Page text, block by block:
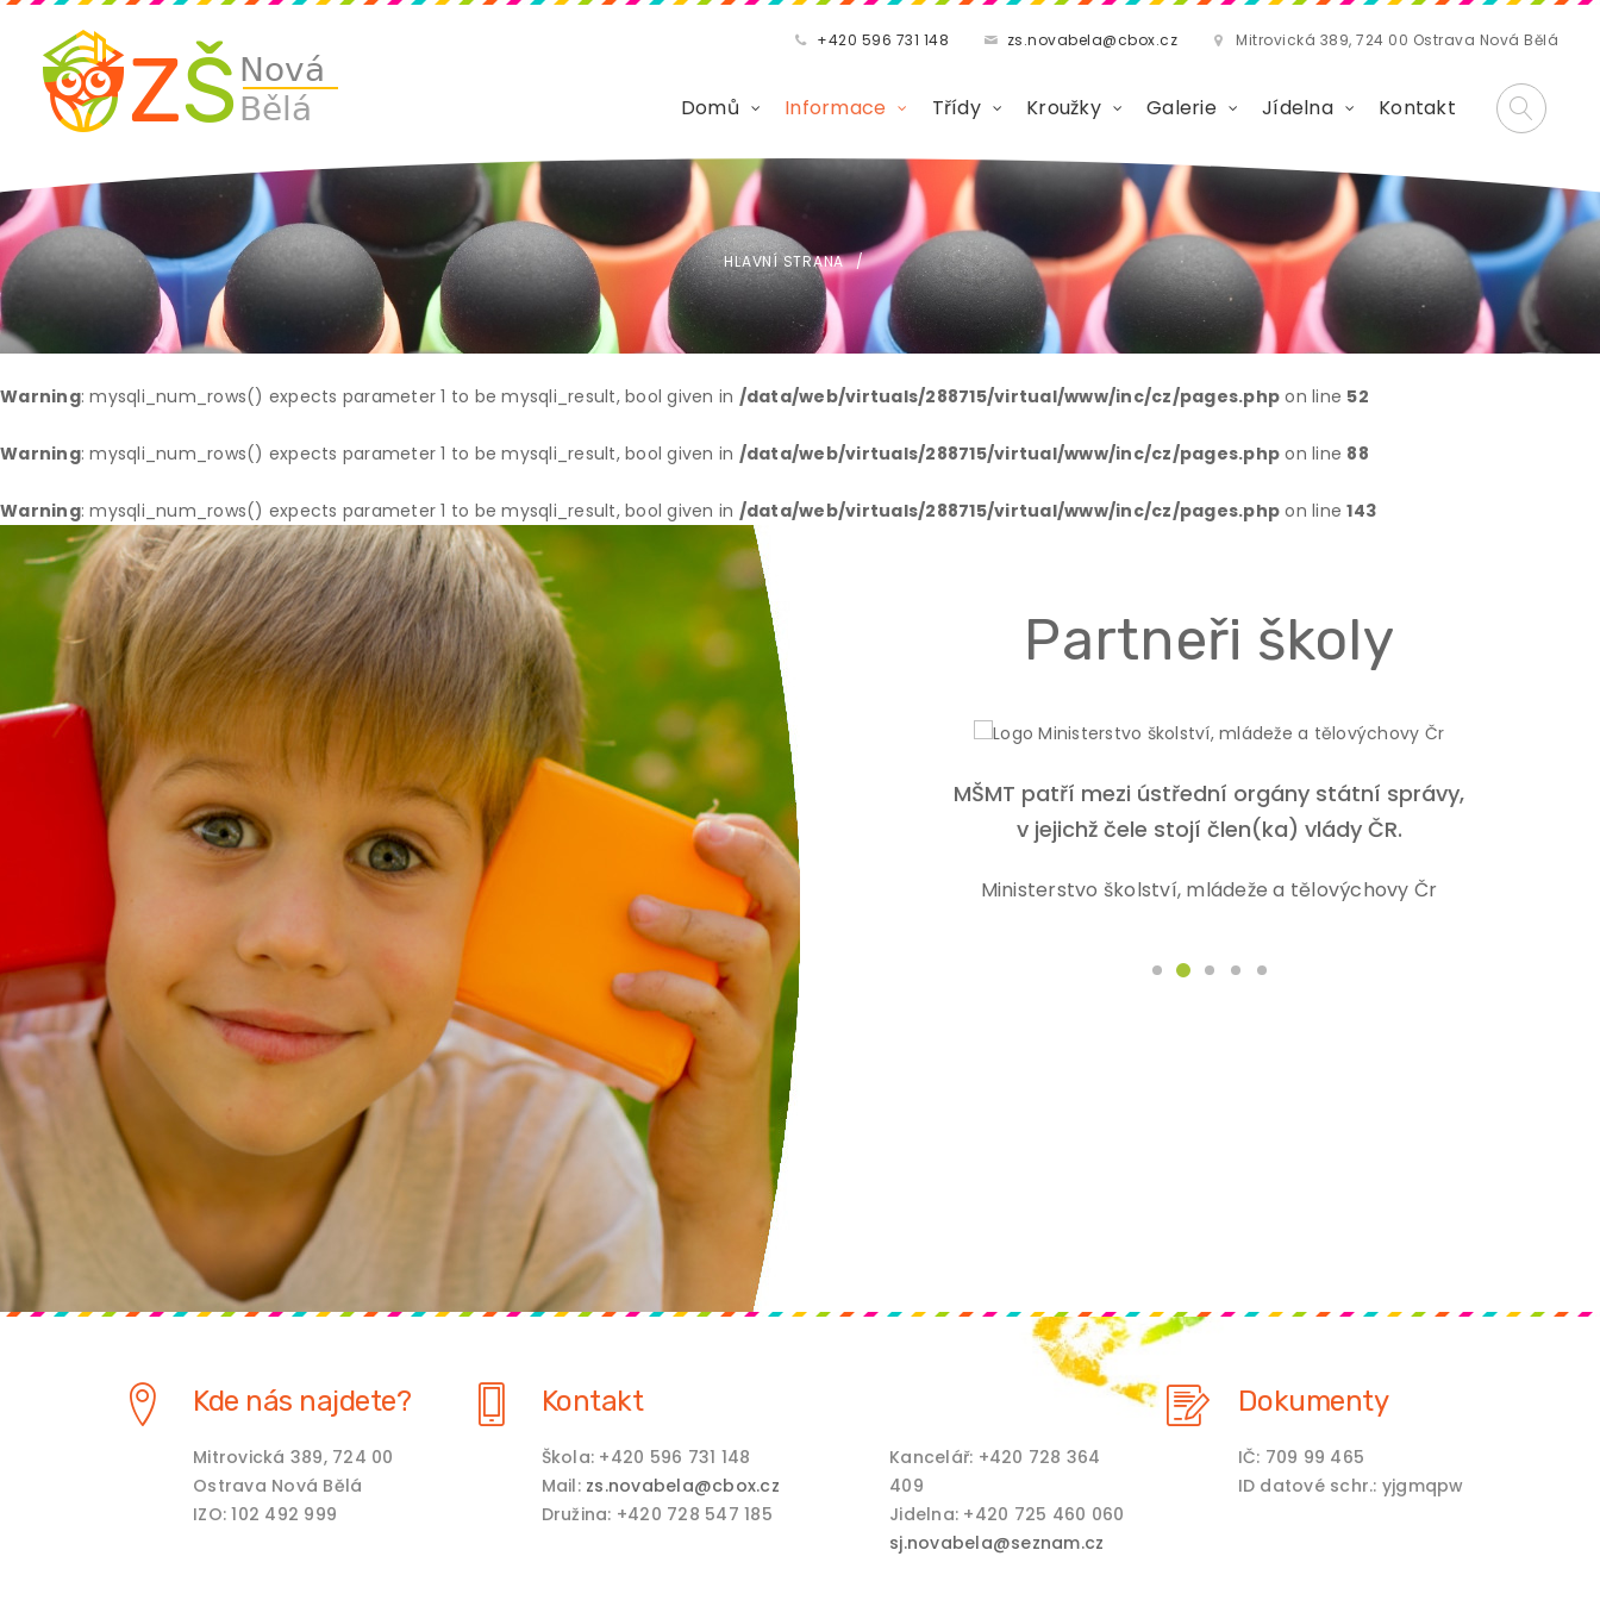
+420 596 731 148 zs.novabela@cbox.cz Mitrovická 389, 724 00 Ostrava Nová Bělá
Domů Informace Třídy Kroužky Galerie Jídelna Kontakt
HLAVNÍ STRANA
Warning: mysqli_num_rows() expects parameter 1 to be mysqli_result, bool given in /data/web/virtuals/288715/virtual/www/inc/cz/pages.php on line 52
Warning: mysqli_num_rows() expects parameter 1 to be mysqli_result, bool given in /data/web/virtuals/288715/virtual/www/inc/cz/pages.php on line 88
Warning: mysqli_num_rows() expects parameter 1 to be mysqli_result, bool given in /data/web/virtuals/288715/virtual/www/inc/cz/pages.php on line143
Partneři školy
Obecná škola vznikla v Nové Bělé r. 1872,
od r. 1909 ji navštěvovaly rovněž děti z osady Mitrovice.
Obec Nová Bělá
MŠMT patří mezi ústřední orgány státní správy,
v jejichž čele stojí člen(ka) vlády ČR.
Ministerstvo školství, mládeže a tělovýchovy Čr
Kde nás najdete?
Mitrovická 389, 724 00
Ostrava Nová Bělá
IZO: 102 492 999
Kontakt
Škola: +420 596 731 148
Mail: zs.novabela@cbox.cz
Družina: +420 728 547 185
Kancelář: +420 728 364
409
Jidelna: +420 725 460 060
sj.novabela@seznam.cz
Dokumenty
IČ: 709 99 465
ID datové schr.: yjgmqpw